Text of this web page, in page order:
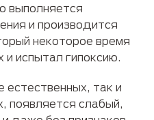
выполняется
и производится
некоторое время
испытал гипоксию.
естественных, так и
появляется слабый,